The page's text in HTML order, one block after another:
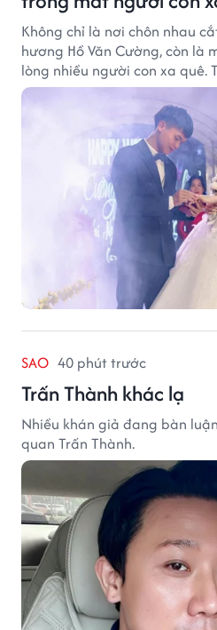
Không chỉ là nơi chôn nhau
hương Hồ Văn Cường, còn là
lòng nhiều người con xa quê.
đến hương vị quê nhà, tất cả
điều khiến họ luôn mong
SAO 40 phút trước
Trấn Thành khác lạ
Nhiều khán giả đang bàn
quan Trấn Thành.